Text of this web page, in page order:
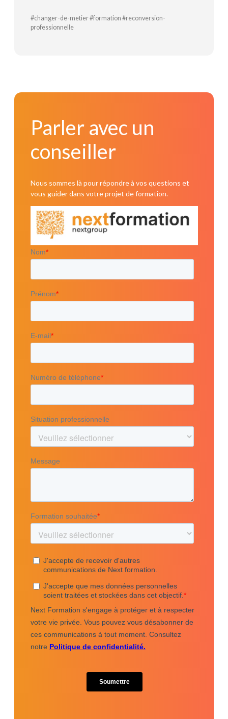
#changer-de-metier #formation #reconversion-
professionnelle
Parler avec un
conseiller
Nous sommes là pour répondre à vos questions et
vous guider dans votre projet de formation.